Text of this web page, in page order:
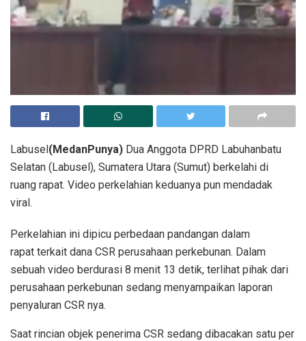
Labusel(MedanPunya) Dua Anggota DPRD Labuhanbatu
Selatan (Labusel), Sumatera Utara (Sumut) berkelahi di
ruang rapat. Video perkelahian keduanya pun mendadak
viral.
Perkelahian ini dipicu perbedaan pandangan dalam
rapat terkait dana CSR perusahaan perkebunan. Dalam
sebuah video berdurasi 8 menit 13 detik, terlihat pihak dari
perusahaan perkebunan sedang menyampaikan laporan
penyaluran CSR nya.
Saat rincian objek penerima CSR sedang dibacakan satu per